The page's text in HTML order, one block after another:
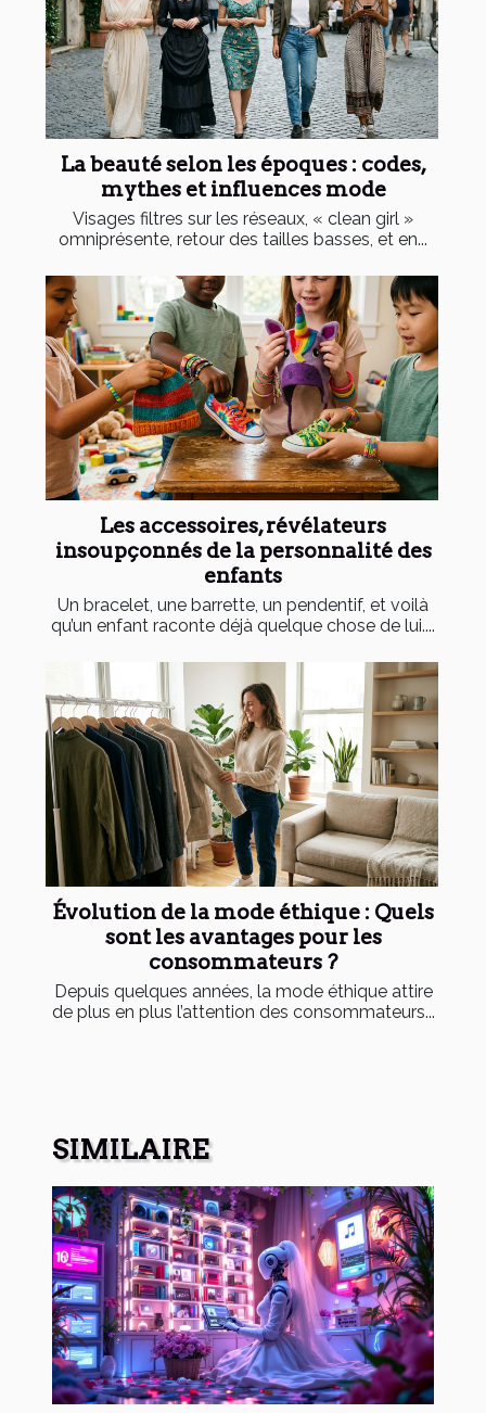
La beauté selon les époques : codes,
mythes et influences mode
Visages filtres sur les réseaux, « clean girl »
omniprésente, retour des tailles basses, et en...
Les accessoires, révélateurs
insoupçonnés de la personnalité des
enfants
Un bracelet, une barrette, un pendentif, et voilà
qu’un enfant raconte déjà quelque chose de lui....
Évolution de la mode éthique : Quels
sont les avantages pour les
consommateurs ?
Depuis quelques années, la mode éthique attire
de plus en plus l’attention des consommateurs...
SIMILAIRE